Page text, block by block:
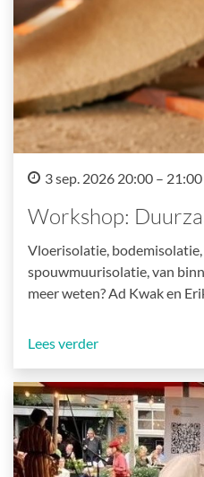
3 sep. 2026 20:00 – 21:00
Workshop:
Vloerisolatie,
spouwmuurisolatie, van
meer weten? Ad Kwak en
Lees verder